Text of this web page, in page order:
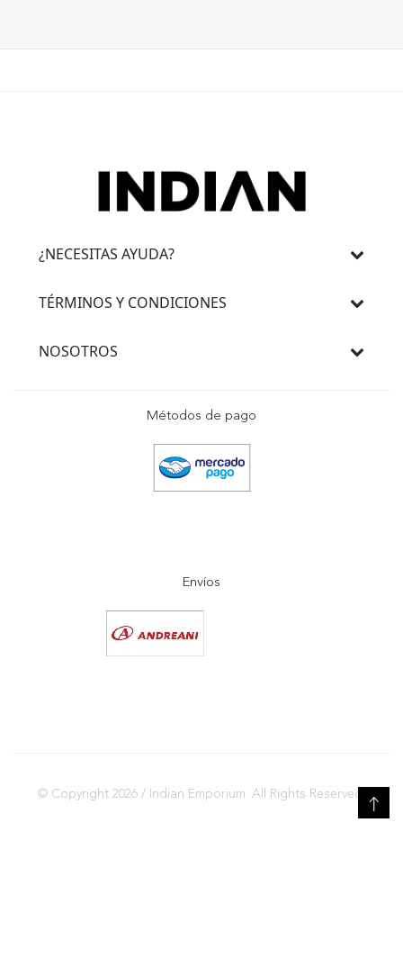
¿NECESITAS AYUDA?
TÉRMINOS Y CONDICIONES
NOSOTROS
Métodos de pago
Envíos
© Copyright 2026 / Indian Emporium. All Rights Reserved.